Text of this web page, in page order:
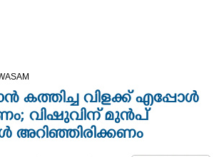
കത്തിച്ച വിളക്ക് എപ്പോൾ
വിഷുവിന് മുൻപ്
അറിഞ്ഞിരിക്കണം